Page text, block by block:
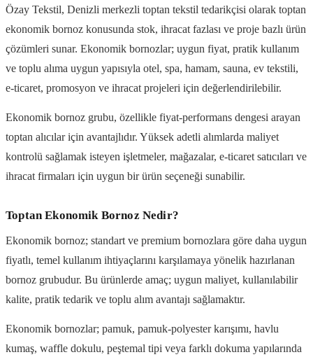
Özay Tekstil, Denizli merkezli toptan tekstil tedarikçisi olarak toptan
ekonomik bornoz konusunda stok, ihracat fazlası ve proje bazlı ürün
çözümleri sunar. Ekonomik bornozlar; uygun fiyat, pratik kullanım
ve toplu alıma uygun yapısıyla otel, spa, hamam, sauna, ev tekstili,
e-ticaret, promosyon ve ihracat projeleri için değerlendirilebilir.
Ekonomik bornoz grubu, özellikle fiyat-performans dengesi arayan
toptan alıcılar için avantajlıdır. Yüksek adetli alımlarda maliyet
kontrolü sağlamak isteyen işletmeler, mağazalar, e-ticaret satıcıları ve
ihracat firmaları için uygun bir ürün seçeneği sunabilir.
Toptan Ekonomik Bornoz Nedir?
Ekonomik bornoz; standart ve premium bornozlara göre daha uygun
fiyatlı, temel kullanım ihtiyaçlarını karşılamaya yönelik hazırlanan
bornoz grubudur. Bu ürünlerde amaç; uygun maliyet, kullanılabilir
kalite, pratik tedarik ve toplu alım avantajı sağlamaktır.
Ekonomik bornozlar; pamuk, pamuk-polyester karışımı, havlu
kumaş, waffle dokulu, peştemal tipi veya farklı dokuma yapılarında